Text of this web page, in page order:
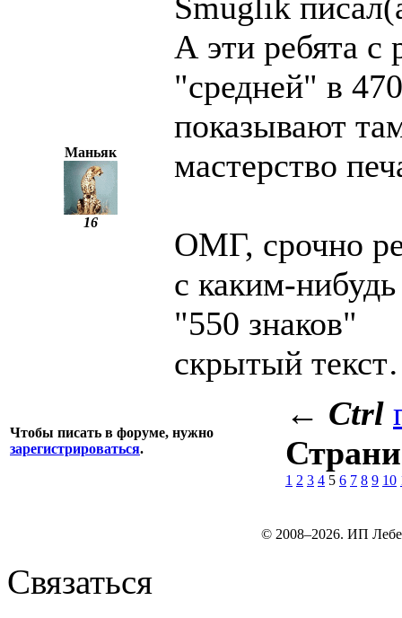
Маньяк
16
А эти ребята с
"средней" в
показывают
мастерство
ОМГ, срочно
с каким-
"550 знаков"
скрытый
Чтобы писать в форуме, нужно
зарегистрироваться.
← Ctrl
1 2 3 4 5 6 7 8 9 10
© 2008–2026. ИП
Связаться